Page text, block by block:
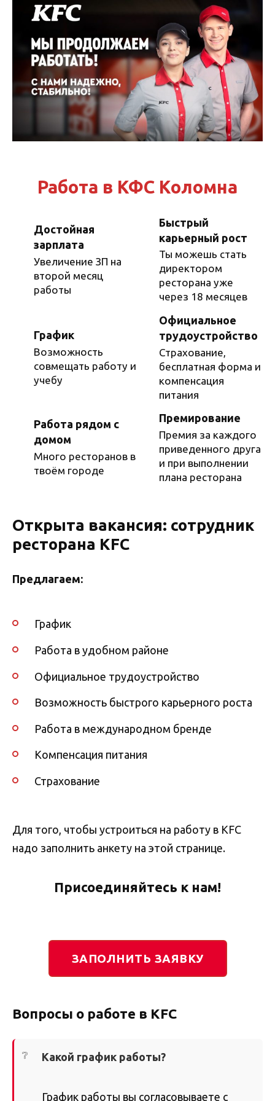
Перейти
содержанию
Работа в КФС Коломна
Достойная
зарплата
Увеличение ЗП на
второй месяц
работы
Быстрый
карьерный рост
Ты можешь стать
директором
ресторана уже
через 18 месяцев
График
Возможность
совмещать работу и
учебу
Официальное
трудоустройство
Страхование,
бесплатная форма и
компенсация
питания
Работа рядом с
домом
Много ресторанов в
твоём городе
Премирование
Премия за каждого
приведенного друга
и при выполнении
плана ресторана
Открыта вакансия: сотрудник
ресторана KFC
Предлагаем:
График
Работа в удобном районе
Официальное трудоустройство
Возможность быстрого карьерного роста
Работа в международном бренде
Компенсация питания
Страхование
Для того, чтобы устроиться на работу в KFC
надо заполнить анкету на этой странице.
Присоединяйтесь к нам!
ЗАПОЛНИТЬ ЗАЯВКУ
Вопросы о работе в KFC
Какой график работы?
График работы вы согласовываете с